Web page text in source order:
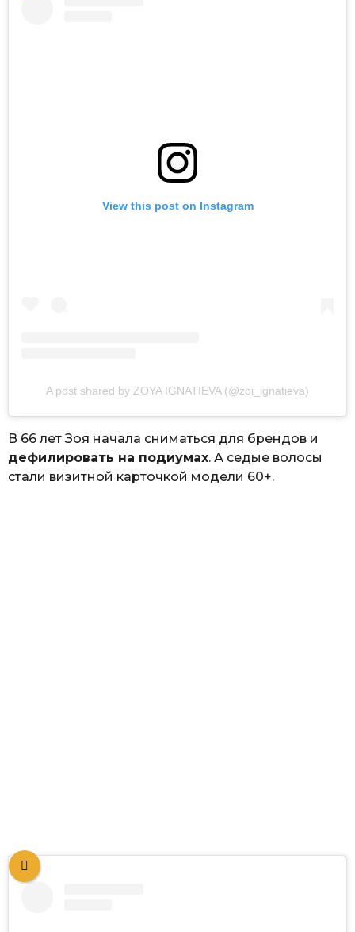
View this post on Instagram
A post shared by ZOYA IGNATIEVA (@zoi_ignatieva)
В 66 лет Зоя начала сниматься для брендов и
дефилировать на подиумах. А седые волосы
стали визитной карточкой модели 60+.